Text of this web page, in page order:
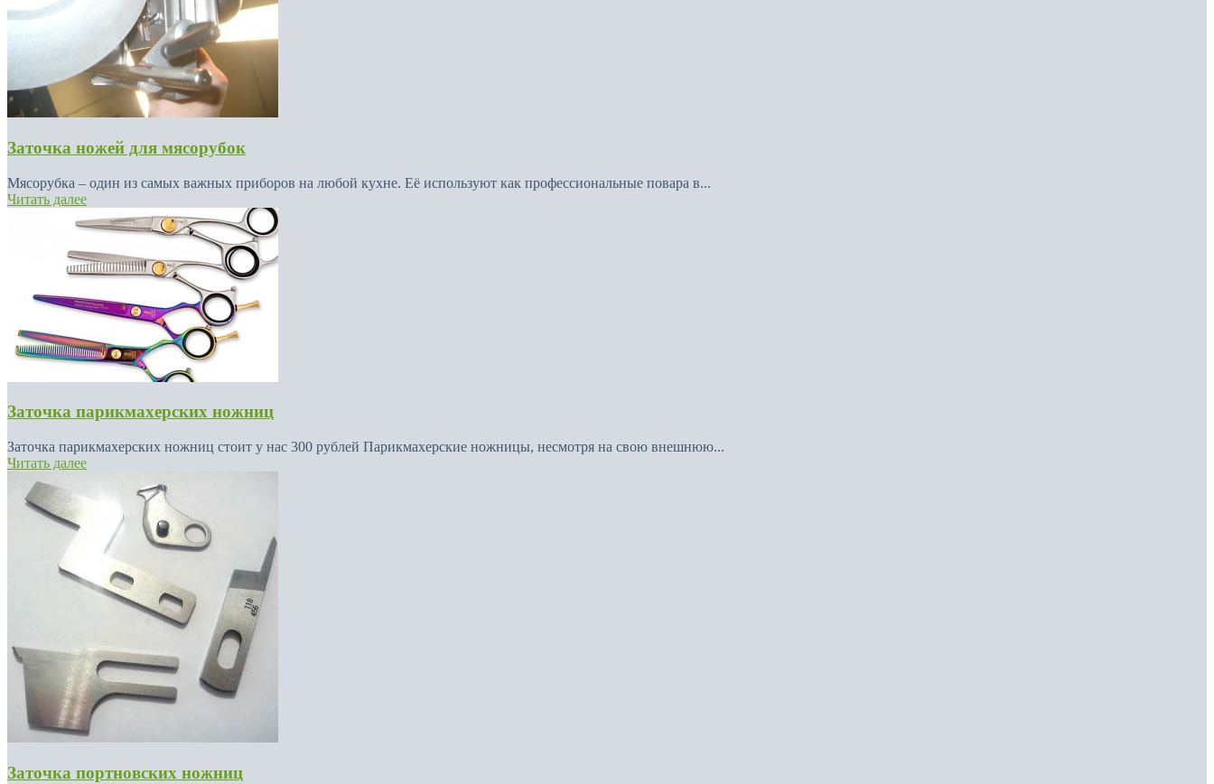
Заточка ножей для мясорубок
Мясорубка – один из самых важных приборов на любой кухне. Её используют как профессиональные повара в...
Читать далее
Заточка парикмахерских ножниц
Заточка парикмахерских ножниц стоит у нас 300 рублей Парикмахерские ножницы, несмотря на свою внешнюю...
Читать далее
Заточка портновских ножниц